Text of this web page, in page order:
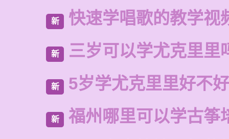
新 快速学唱歌的教学视
新 三岁可以学尤克里里
新 5岁学尤克里里好不好
新 福州哪里可以学古筝